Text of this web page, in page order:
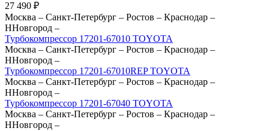
27 490 ₽
Москва – Санкт-Петербург – Ростов – Краснодар –
ННовгород –
Турбокомпрессор 17201-67010 TOYOTA
Москва – Санкт-Петербург – Ростов – Краснодар –
ННовгород –
Турбокомпрессор 17201-67010REP TOYOTA
Москва – Санкт-Петербург – Ростов – Краснодар –
ННовгород –
Турбокомпрессор 17201-67040 TOYOTA
Москва – Санкт-Петербург – Ростов – Краснодар –
ННовгород –